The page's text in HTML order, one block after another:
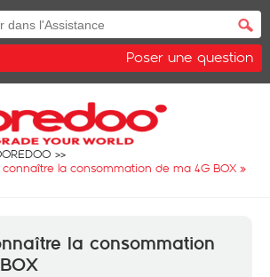
Poser une question
la consommation de ma 4G BOX »
la consommation